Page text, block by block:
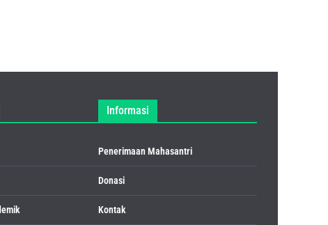
Informasi
Penerimaan Mahasantri
Donasi
Kontak